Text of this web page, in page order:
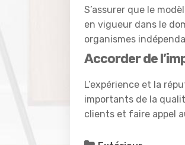
S’assurer que le
en vigueur dans le
organismes
Accorder de
L’expérience et la
importants de la
clients et faire appel